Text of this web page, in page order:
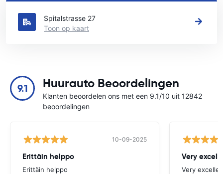
Zie onze belangrijkste autoverhuur locaties in Schaffhausen
Spitalstrasse 27
Toon op kaart
9.1 Huurauto Beoordelingen
Klanten beoordelen ons met een 9.1/10 uit 12842
beoordelingen
10-09-2025
Erittäin helppo
Erittäin helppo
Very
Very